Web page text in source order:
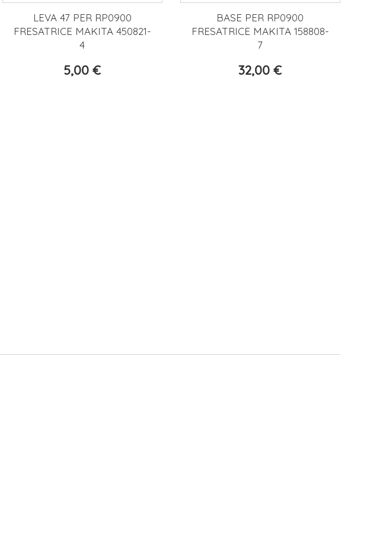
LEVA 47 PER RP0900
FRESATRICE MAKITA 450821-
4
5,00 €
BASE PER RP0900
FRESATRICE MAKITA 158808-
7
32,00 €